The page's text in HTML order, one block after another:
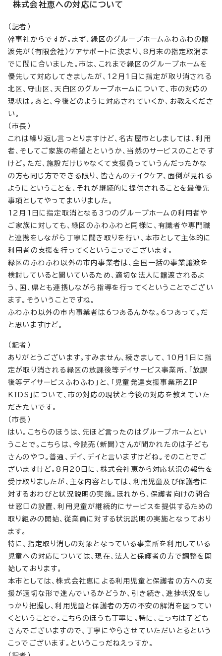
株式会社恵への対応について
（記者）
幹事社からですが。まず、緑区のグループホームふわふわの譲
渡先が（有限会社）ケアサポートに決まり、8月末の指定取消ま
でに間に合いました。市は、これまで緑区のグループホームを
優先して対応してきましたが、12月1日に指定が取り消される
北区、守山区、天白区のグループホームについて、市の対応の
現状は。あと、今後どのように対応されていくか、お教えくださ
い。
（市長）
これは繰り返し言っとりますけど、名古屋市としましては、利用
者、そしてご家族の希望とというか、当然のサービスのことです
けど。ただ、施設だけじゃなくて支援員っていうんだったかな
の方も同じ方でできる限り、皆さんのテイクケア、面倒が見れる
ようにということを、それが継続的に提供されることを最優先
事項としてやってまいりました。
12月1日に指定取消となる3つのグループホームの利用者や
ご家族に対しても、緑区のふわふわと同様に、有識者や専門職
と連携をしながら丁寧に聞き取りを行い、本市として主体的に
利用者の支援を行ってくというこっでございます。
緑区のふわふわ以外の市内事業者は、全国一括の事業譲渡を
検討していると聞いているため、適切な法人に譲渡されるよ
う、国、県とも連携しながら指導を行ってくということでござい
ます。そういうことですね。
ふわふわ以外の市内事業者は6つあるんかな。6つあって。だ
と思いますけど。
（記者）
ありがとうございます。すみません、続きまして、10月1日に指
定が取り消される緑区の放課後等デイサービス事業所、「放課
後等デイサービスふわふわ」と、「児童発達支援事業所ZIP
KIDS」について、市の対応の現状と今後の対応を教えていた
だきたいです。
（市長）
はい。こちらのほうは、先ほど言ったのはグループホームとい
うことで。こちらは、今読売（新聞）さんが聞かれたのは子ども
さんのやつ。普通、デイ、デイと言いますけどね。そのことでご
ざいますけど。8月20日に、株式会社恵から対応状況の報告を
受け取りましたが、主な内容としては、利用児童及び保護者に
対するおわびと状況説明の実施。ほれから、保護者向けの問合
せ窓口の設置、利用児童が継続的にサービスを提供するための
取り組みの開始、従業員に対する状況説明の実施となっており
ます。
特に、指定取り消しの対象となっている事業所を利用している
児童への対応については、現在、法人と保護者の方で調整を開
始しております。
本市としては、株式会社恵による利用児童と保護者の方への支
援が適切な形で進んでいるかどうか、引き続き、進捗状況をし
っかり把握し、利用児童と保護者の方の不安の解消を図ってい
くということで。こちらのほうも丁寧に。特に、こっちは子ども
さんでございますので、丁寧にやらさせていただいとるという
こっでございます。というこっだねえっすか。